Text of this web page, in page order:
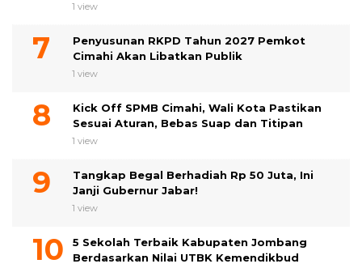
1 view
Penyusunan RKPD Tahun 2027 Pemkot
Cimahi Akan Libatkan Publik
1 view
Kick Off SPMB Cimahi, Wali Kota Pastikan
Sesuai Aturan, Bebas Suap dan Titipan
1 view
Tangkap Begal Berhadiah Rp 50 Juta, Ini
Janji Gubernur Jabar!
1 view
5 Sekolah Terbaik Kabupaten Jombang
Berdasarkan Nilai UTBK Kemendikbud